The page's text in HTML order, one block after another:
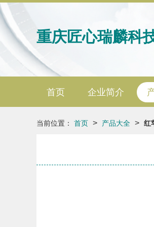
重庆匠心瑞麟科
首页 企业简介
当前位置： 首页 > 产品大全 > 红